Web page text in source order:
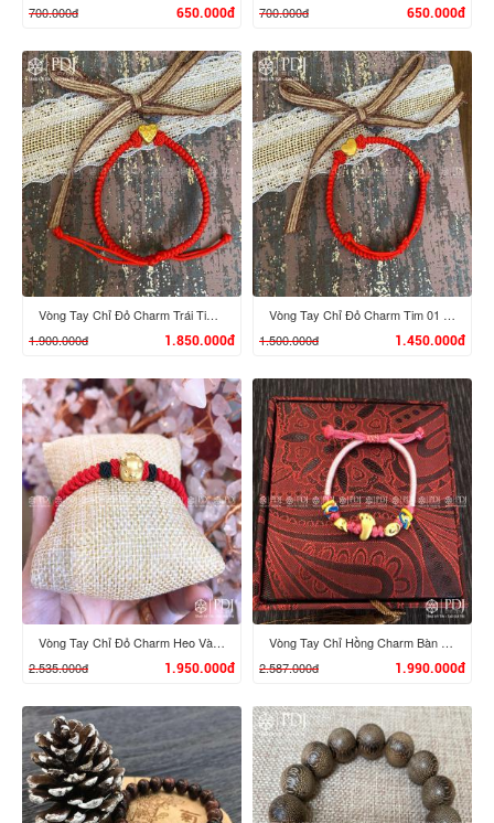
XEM CHI TIẾT
700.000đ
650.000đ
XEM CHI TIẾT
700.000đ
650.000đ
XEM CHI TIẾT
Vòng Tay Chỉ Đỏ Charm Trái Tim 02 Vàng 24K
1.900.000đ
1.850.000đ
XEM CHI TIẾT
Vòng Tay Chỉ Đỏ Charm Tim 01 Vàng 24K
1.500.000đ
1.450.000đ
Vòng Tay Chỉ Đỏ Charm Heo Vàng 24K
2.535.000đ
1.950.000đ
Vòng Tay Chỉ Hồng Charm Bàn Chân Phật, Nén Vàng 24K
2.587.000đ
1.990.000đ